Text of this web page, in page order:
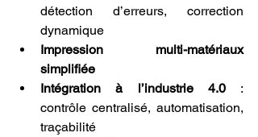
détection d’erreurs, correction
dynamique
Impression multi-matériaux
simplifiée
Intégration à l’industrie 4.0 :
contrôle centralisé, automatisation,
traçabilité